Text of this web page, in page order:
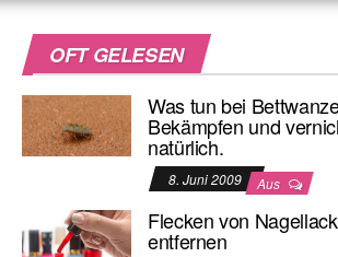
OFT GELESEN
Was tun bei
Bekämpfen und
natürlich.
8. Juni 2009 Aus
Flecken von Nagellack
entfernen